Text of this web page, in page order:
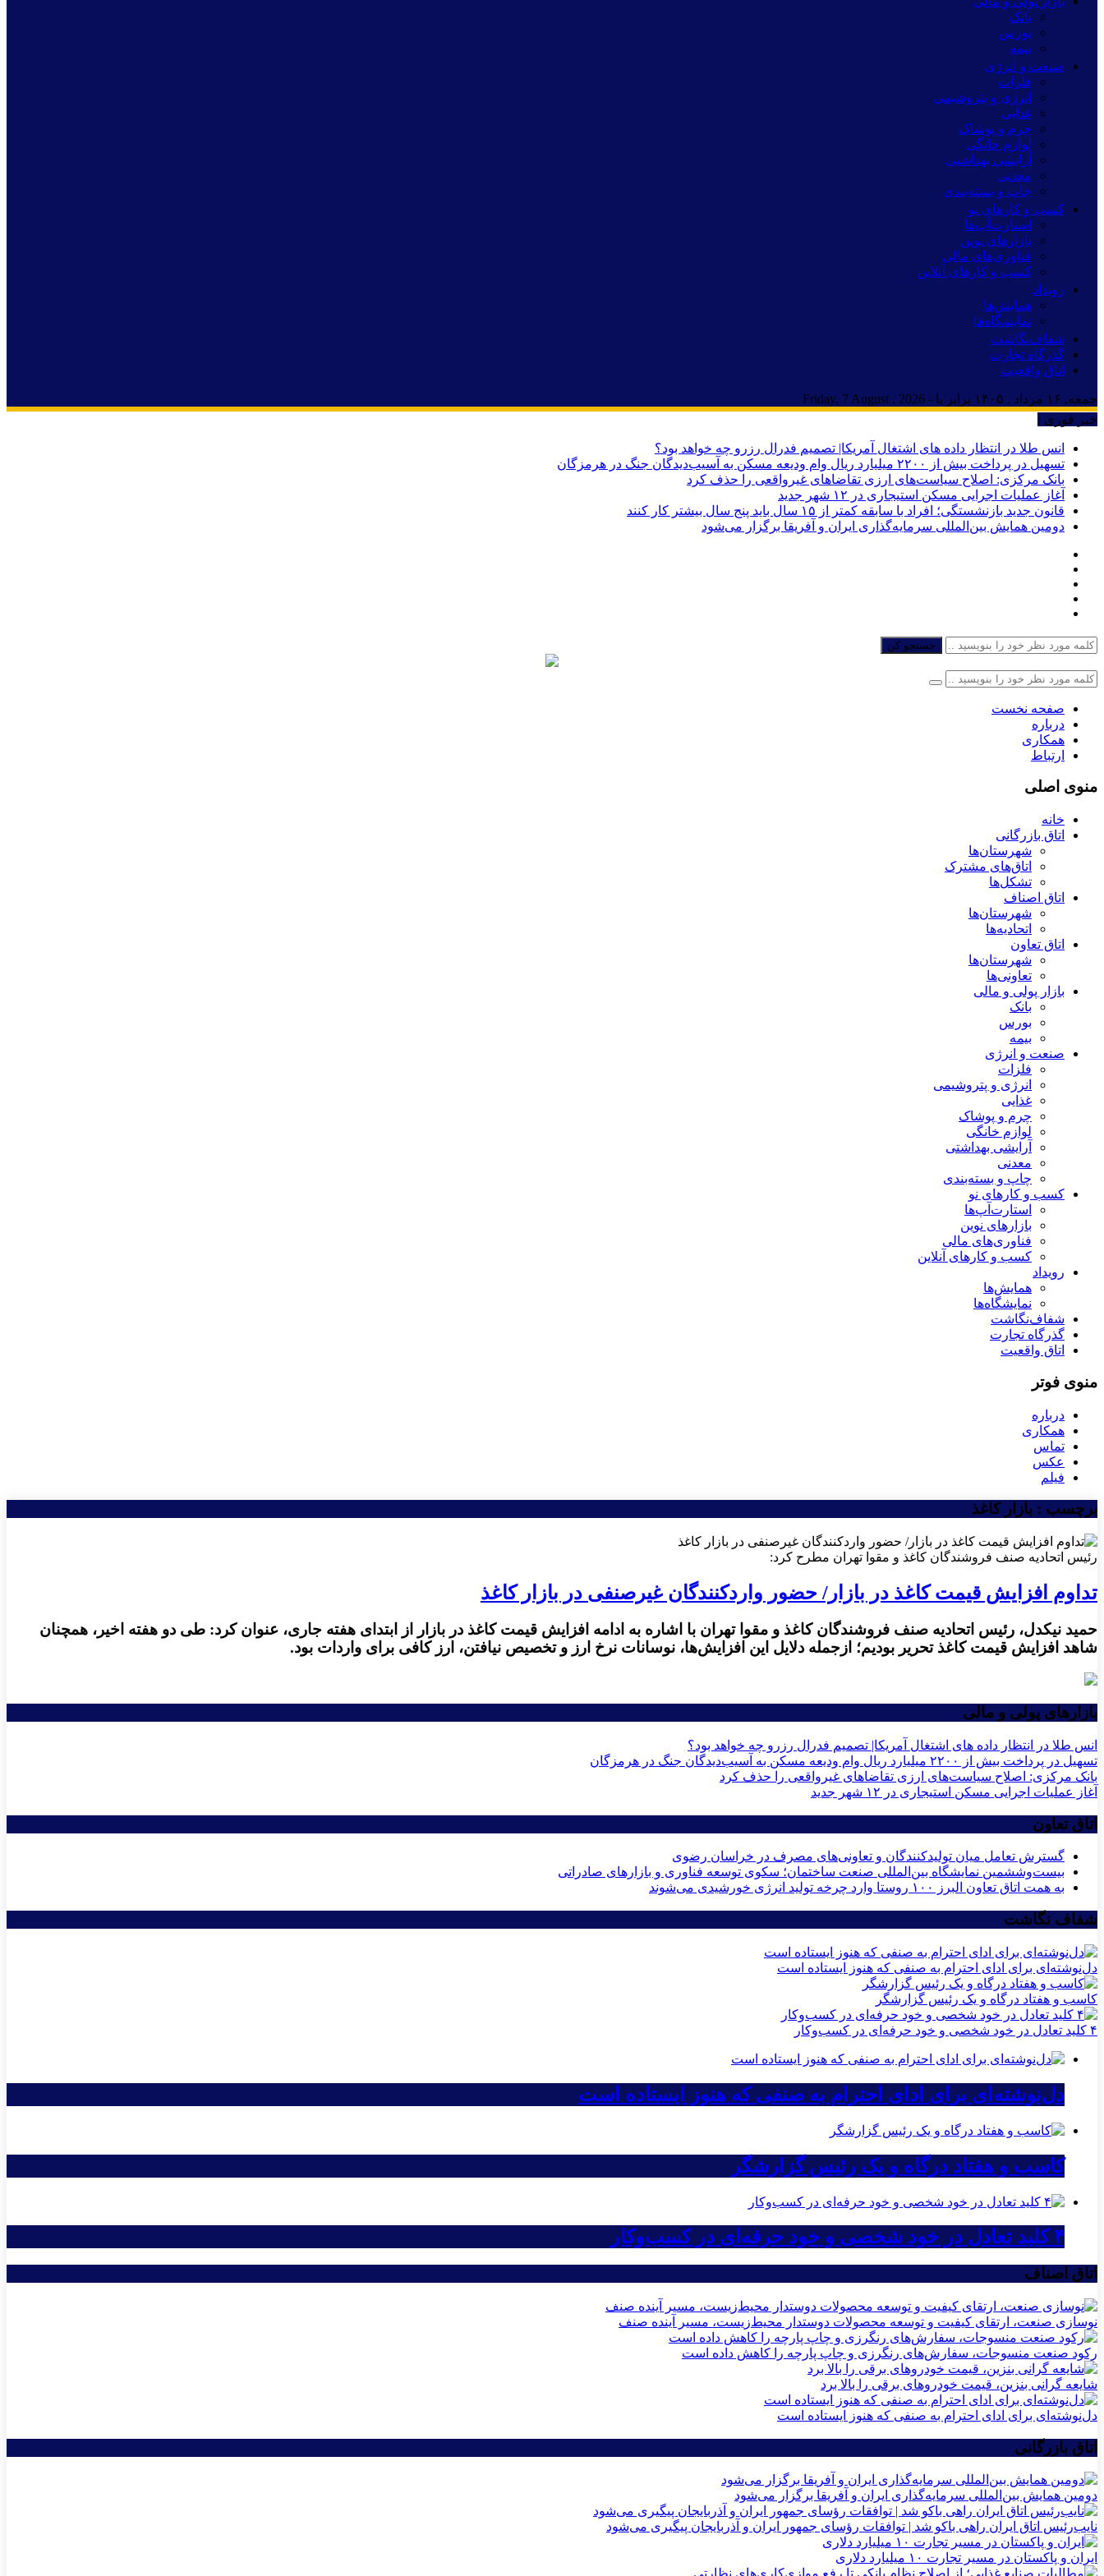
بانک
بورس
بیمه
صنعت و انرژی
فلزات
انرژی و پتروشیمی
غذایی
چرم و پوشاک
لوازم خانگی
آرایشی بهداشتی
معدنی
چاپ و بسته‌بندی
کسب و کارهای نو
استارت‌آپ‌ها
بازارهای نوین
فناوری‌های مالی
کسب و کارهای آنلاین
رویداد
همایش‌ها
نمایشگاه‌ها
شفاف‌نگاشت
گذرگاه تجارت
اتاق واقعیت
جمعه, ۱۶ مرداد , ۱۴۰۵ برابر با - Friday, 7 August , 2026
خبر فوری :
انس طلا در انتظار داده های اشتغال آمریکا| تصمیم فدرال رزرو چه خواهد بود؟
تسهیل در پرداخت بیش از ۲۲۰۰ میلیارد ریال وام ودیعه مسکن به آسیب‌دیدگان جنگ در هرمزگان
بانک مرکزی: اصلاح سیاست‌های ارزی تقاضاهای غیرواقعی را حذف کرد
آغاز عملیات اجرایی مسکن استیجاری در ۱۲ شهر جدید
قانون جدید بازنشستگی؛ افراد با سابقه کمتر از ۱۵ سال باید پنج سال بیشتر کار کنند
دومین همایش بین‌المللی سرمایه‌گذاری ایران و آفریقا برگزار می‌شود
جستجو کن
صفحه نخست
درباره
همکاری
ارتباط
منوی اصلی
خانه
اتاق بازرگانی
شهرستان‌ها
اتاق‌های مشترک
تشکل‌ها
اتاق اصناف
شهرستان‌ها
اتحادیه‌ها
اتاق تعاون
شهرستان‌ها
تعاونی‌ها
بازار پولی و مالی
بانک
بورس
بیمه
صنعت و انرژی
فلزات
انرژی و پتروشیمی
غذایی
چرم و پوشاک
لوازم خانگی
آرایشی بهداشتی
معدنی
چاپ و بسته‌بندی
کسب و کارهای نو
استارت‌آپ‌ها
بازارهای نوین
فناوری‌های مالی
کسب و کارهای آنلاین
رویداد
همایش‌ها
نمایشگاه‌ها
شفاف‌نگاشت
گذرگاه تجارت
اتاق واقعیت
منوی فوتر
درباره
همکاری
تماس
عکس
فیلم
برچسب : بازار کاغذ
رئیس اتحادیه صنف فروشندگان کاغذ و مقوا تهران مطرح کرد:
تداوم افزایش قیمت کاغذ در بازار/ حضور واردکنندگان غیرصنفی در بازار کاغذ
حمید نیکدل، رئیس اتحادیه صنف فروشندگان کاغذ و مقوا تهران با اشاره به ادامه افزایش قیمت کاغذ در بازار از ابتدای هفته جاری، عنوان کرد: طی دو هفته اخیر، همچنان
شاهد افزایش قیمت کاغذ تحریر بودیم؛ ازجمله دلایل این افزایش‌ها، نوسانات نرخ ارز و تخصیص نیافتن، ارز کافی برای واردات بود.
بازارهای پولی و مالی
انس طلا در انتظار داده های اشتغال آمریکا| تصمیم فدرال رزرو چه خواهد بود؟
تسهیل در پرداخت بیش از ۲۲۰۰ میلیارد ریال وام ودیعه مسکن به آسیب‌دیدگان جنگ در هرمزگان
بانک مرکزی: اصلاح سیاست‌های ارزی تقاضاهای غیرواقعی را حذف کرد
آغاز عملیات اجرایی مسکن استیجاری در ۱۲ شهر جدید
اتاق تعاون
گسترش تعامل میان تولیدکنندگان و تعاونی‌های مصرف در خراسان رضوی
بیست‌وششمین نمایشگاه بین‌المللی صنعت ساختمان؛ سکوی توسعه فناوری و بازارهای صادراتی
به همت اتاق تعاون البرز ۱۰۰ روستا وارد چرخه تولید انرژی خورشیدی می‌شوند
شفاف نگاشت
دل‌نوشته‌ای برای ادای احترام به صنفی که هنوز ایستاده است
کاسب و هفتاد درگاه و یک رئیس گزارشگر
۴ کلید تعادل در خود شخصی و خود حرفه‌ای در کسب‌وکار
دل‌نوشته‌ای برای ادای احترام به صنفی که هنوز ایستاده است
کاسب و هفتاد درگاه و یک رئیس گزارشگر
۴ کلید تعادل در خود شخصی و خود حرفه‌ای در کسب‌وکار
اتاق اصناف
نوسازی صنعت، ارتقای کیفیت و توسعه محصولات دوستدار محیط‌زیست، مسیر آینده صنف
رکود صنعت منسوجات، سفارش‌های رنگرزی و چاپ پارچه را کاهش داده است
شایعه گرانی بنزین، قیمت خودروهای برقی را بالا برد
دل‌نوشته‌ای برای ادای احترام به صنفی که هنوز ایستاده است
اتاق بازرگانی
دومین همایش بین‌المللی سرمایه‌گذاری ایران و آفریقا برگزار می‌شود
نایب‌رئیس اتاق ایران راهی باکو شد | توافقات رؤسای جمهور ایران و آذربایجان پیگیری می‌شود
ایران و پاکستان در مسیر تجارت ۱۰ میلیارد دلاری